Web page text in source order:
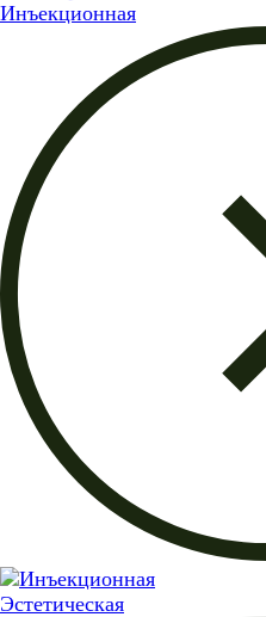
Инъекционная
Эстетическая